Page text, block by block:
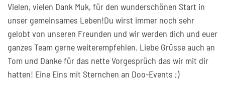
Vielen, vielen Dank Muk, für den wunderschönen Start in
unser gemeinsames Leben!Du wirst immer noch sehr
gelobt von unseren Freunden und wir werden dich und euer
ganzes Team gerne weiterempfehlen. Liebe Grüsse auch an
Tom und Danke für das nette Vorgesprüch das wir mit dir
hatten! Eine Eins mit Sternchen an Doo-Events ;)